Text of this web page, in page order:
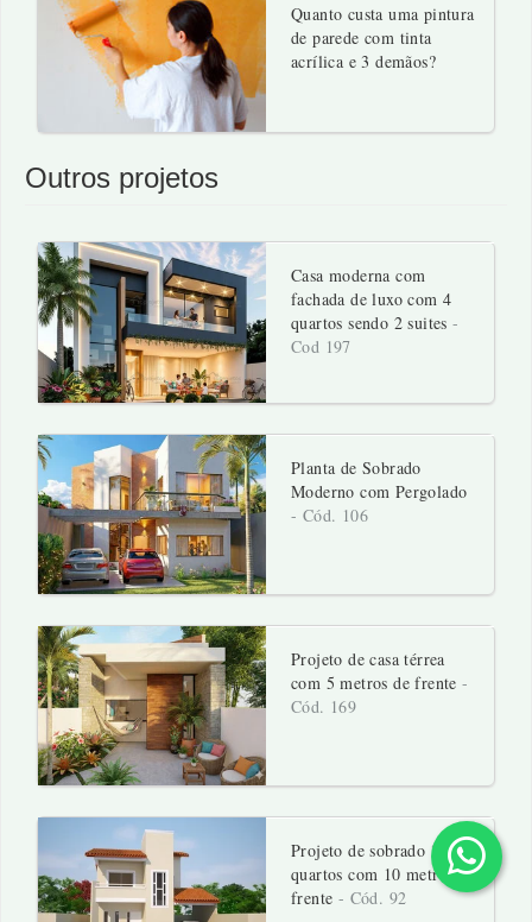
Quanto custa uma pintura
de parede com tinta
acrílica e 3 demãos?
Outros projetos
Casa moderna com
fachada de luxo com 4
quartos sendo 2 suites-
Cod 197
Planta de Sobrado
Moderno com Pergolado
- Cód. 106
Projeto de casa térrea
com 5 metros de frente-
Cód. 169
Projeto de sobrado 3
quartos com 10 metros de
frente - Cód. 92